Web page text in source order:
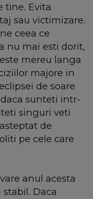
tine. Evita
sau victimizare.
ceea ce
nu mai esti dorit,
mereu langa
majore in
de soare
sunteti intr-
singuri veti
de
pe cele care
anul acesta
Daca